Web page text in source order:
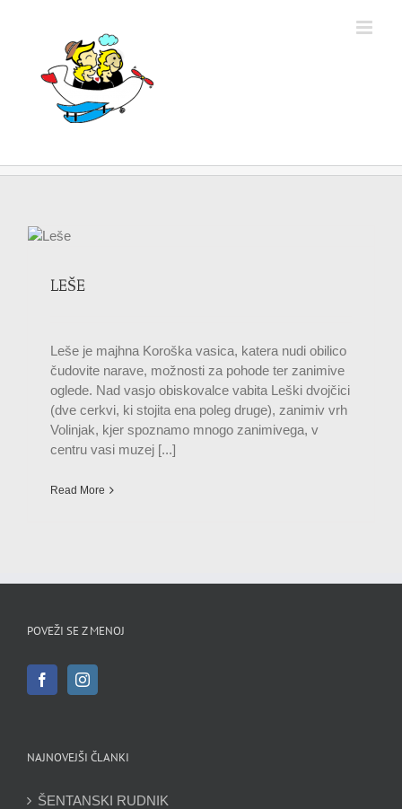
LEŠE
Leše je majhna Koroška vasica, katera nudi obilico
čudovite narave, možnosti za pohode ter zanimive
oglede. Nad vasjo obiskovalce vabita Leški dvojčici
(dve cerkvi, ki stojita ena poleg druge), zanimiv vrh
Volinjak, kjer spoznamo mnogo zanimivega, v
centru vasi muzej [...]
Read More
POVEŽI SE Z MENOJ
NAJNOVEJŠI ČLANKI
ŠENTANSKI RUDNIK